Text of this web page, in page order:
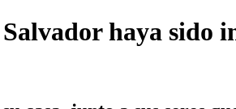
haya sido